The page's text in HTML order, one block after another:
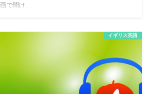
画で聞け…
イギリス英語